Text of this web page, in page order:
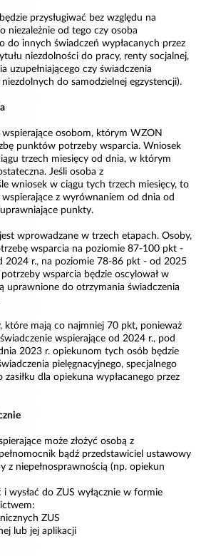
przysługiwać bez względu na
niezależnie od tego czy osoba
do innych świadczeń wypłacanych przez
niezdolności do pracy, renty socjalnej,
uzupełniającego czy świadczenia
do samodzielnej egzystencji).
wspierające osobom, którym WZON
punktów potrzeby wsparcia. Wniosek
trzech miesięcy od dnia, w którym
Jeśli osoba z
wniosek w ciągu tych trzech miesięcy, to
z wyrównaniem od dnia od
punkty.
wprowadzane w trzech etapach. Osoby,
wsparcia na poziomie 87-100 pkt -
2024 r., na poziomie 78-86 pkt - od 2025
wsparcia będzie oscylował w
uprawnione do otrzymania świadczenia
które mają co najmniej 70 pkt, ponieważ
wspierające od 2024 r., pod
2023 r. opiekunom tych osób będzie
pielęgnacyjnego, specjalnego
zasiłku dla opiekuna wypłacanego przez
może złożyć osobą z
bądź przedstawiciel ustawowy
z niepełnosprawnością (np. opiekun
wysłać do ZUS wyłącznie w formie
ZUS
lub jej aplikacji